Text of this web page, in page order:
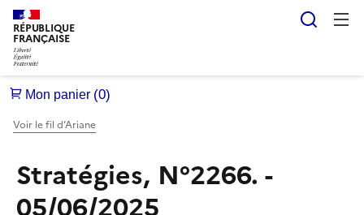
RÉPUBLIQUE
FRANÇAISE
Voir le fil d’Ariane
Stratégies, N°2266. -